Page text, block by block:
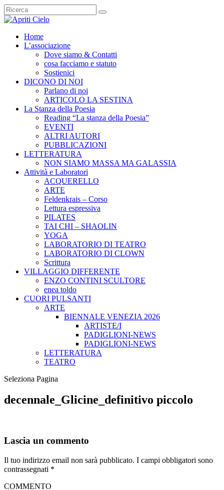
Home
L’associazione
Dove siamo & Contatti
cosa facciamo e statuto
Sostienici
DICONO DI NOI
Parlano di noi
ARTICOLO LA SESTINA
La Stanza della Poesia
Reading “La stanza della Poesia”
EVENTI
ALTRI AUTORI
PUBBLICAZIONI
LETTERATURA
NON SIAMO MASSA MA GALASSIA
Attività e Laboratori
ACQUERELLO
ARTE
Feldenkrais – Corso
Lettura espressiva
PILATES
TAI CHI – SHAOLIN
YOGA
LABORATORIO DI TEATRO
LABORATORIO DI CLOWN
Scrittura
VILLAGGIO DIFFERENTE
ENZO CONTINI SCULTORE
enea toldo
CUORI PULSANTI
ARTE
BIENNALE VENEZIA 2026
ARTISTE/I
PADIGLIONI-NEWS
PADIGLIONI-NEWS
LETTERATURA
TEATRO
Seleziona Pagina
decennale_Glicine_definitivo piccolo
Lascia un commento
Il tuo indirizzo email non sarà pubblicato. I campi obbligatori sono
contrassegnati *
COMMENTO